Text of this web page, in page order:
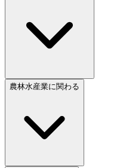
農林水産業に関わる